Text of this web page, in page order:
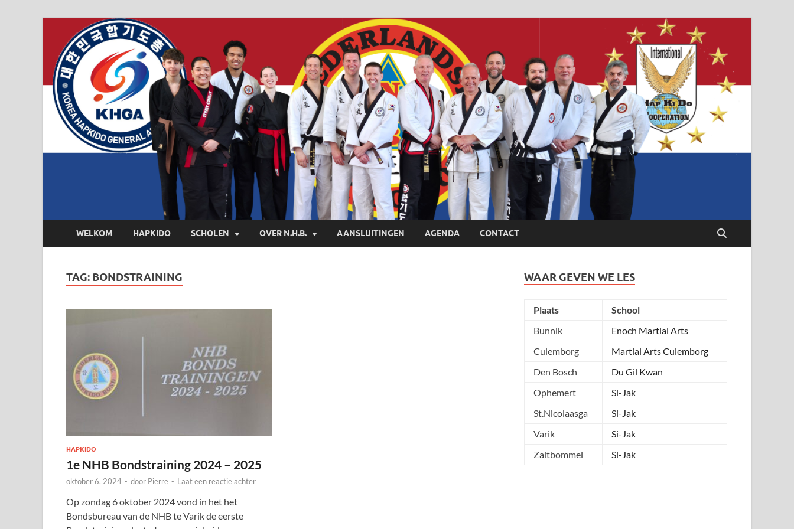
WELKOM HAPKIDO SCHOLEN OVER N.H.B. AANSLUITINGEN AGENDA CONTACT
TAG: BONDSTRAINING
HAPKIDO
1e NHB Bondstraining 2024 – 2025
oktober 6, 2024 - door Pierre - Laat een reactie achter
Op zondag 6 oktober 2024 vond in het het
Bondsbureau van de NHB te Varik de eerste
WAAR GEVEN WE LES
Plaats
School
Bunnik
Enoch Martial Arts
Culemborg
Martial Arts Culemborg
Den Bosch
Du Gil Kwan
Ophemert
Si-Jak
St.Nicolaasga
Si-Jak
Varik
Si-Jak
Zaltbommel
Si-Jak